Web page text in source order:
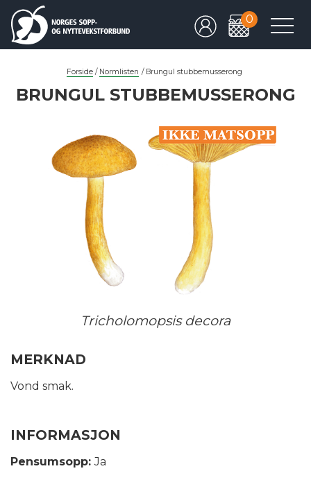
0
Forside / Normlisten / Brungul stubbemusserong
BRUNGUL STUBBEMUSSERONG
Tricholomopsis decora
MERKNAD
Vond smak.
INFORMASJON
Pensumsopp:Ja